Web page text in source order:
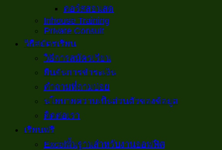
คอร์สสอนสด
Inhouse Training
Private Consult
วิธีสมัครเรียน
วิธีการสมัครเรียน
ยืนยันการชำระเงิน
คำถามที่ถามบ่อย
นโยบายความเป็นส่วนตัวของข้อมูล
ติดต่อเรา
เรียนฟรี
Excelพื้นฐานสำหรับงานออฟฟิศ